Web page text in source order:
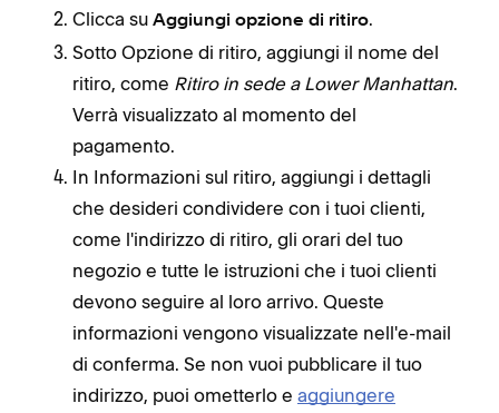
Clicca su Aggiungi opzione di ritiro.
Sotto Opzione di ritiro, aggiungi il nome del
ritiro, come Ritiro in sede a Lower Manhattan.
Verrà visualizzato al momento del
pagamento.
In Informazioni sul ritiro, aggiungi i dettagli
che desideri condividere con i tuoi clienti,
come l'indirizzo di ritiro, gli orari del tuo
negozio e tutte le istruzioni che i tuoi clienti
devono seguire al loro arrivo. Queste
informazioni vengono visualizzate nell'e-mail
di conferma. Se non vuoi pubblicare il tuo
indirizzo, puoi ometterlo e aggiungere